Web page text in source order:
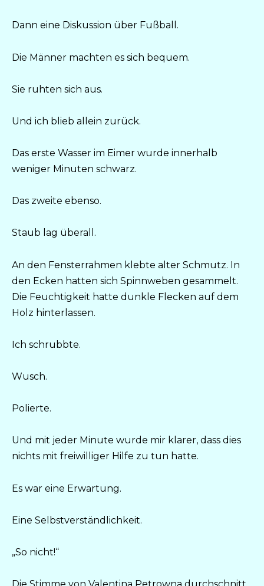
Dann eine Diskussion über Fußball.
Die Männer machten es sich bequem.
Sie ruhten sich aus.
Und ich blieb allein zurück.
Das erste Wasser im Eimer wurde innerhalb
weniger Minuten schwarz.
Das zweite ebenso.
Staub lag überall.
An den Fensterrahmen klebte alter Schmutz. In
den Ecken hatten sich Spinnweben gesammelt.
Die Feuchtigkeit hatte dunkle Flecken auf dem
Holz hinterlassen.
Ich schrubbte.
Wusch.
Polierte.
Und mit jeder Minute wurde mir klarer, dass dies
nichts mit freiwilliger Hilfe zu tun hatte.
Es war eine Erwartung.
Eine Selbstverständlichkeit.
„So nicht!“